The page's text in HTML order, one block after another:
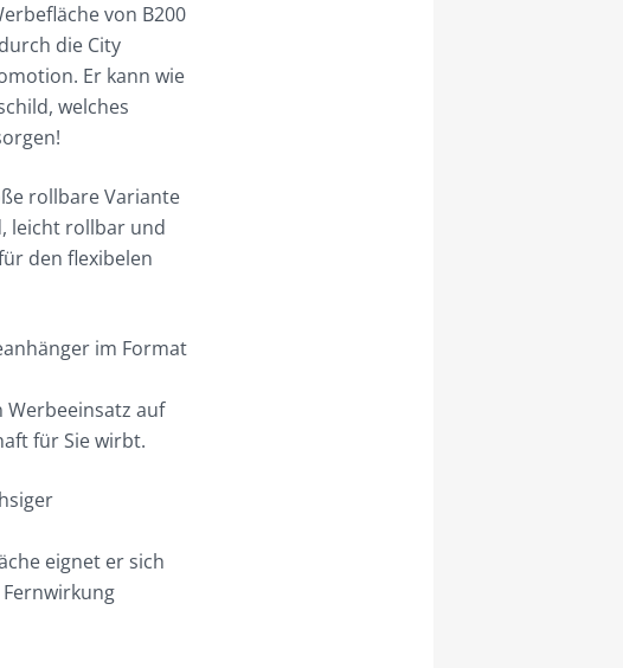
von B200
die City
Er kann wie
welches
rollbare Variante
leicht rollbar und
den flexibelen
im Format
auf
für Sie wirbt.
eignet er sich